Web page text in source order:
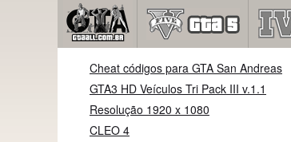
Cheat códigos para GTA San Andreas
GTA3 HD Veículos Tri Pack III v.1.1
Resolução 1920 x 1080
CLEO 4